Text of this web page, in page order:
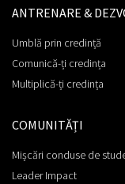
ANTRENARE &
Umblă prin credință
Comunică-ți credința
Multiplică-ți credința
COMUNITĂȚI
Mișcări conduse de
Leader Impact